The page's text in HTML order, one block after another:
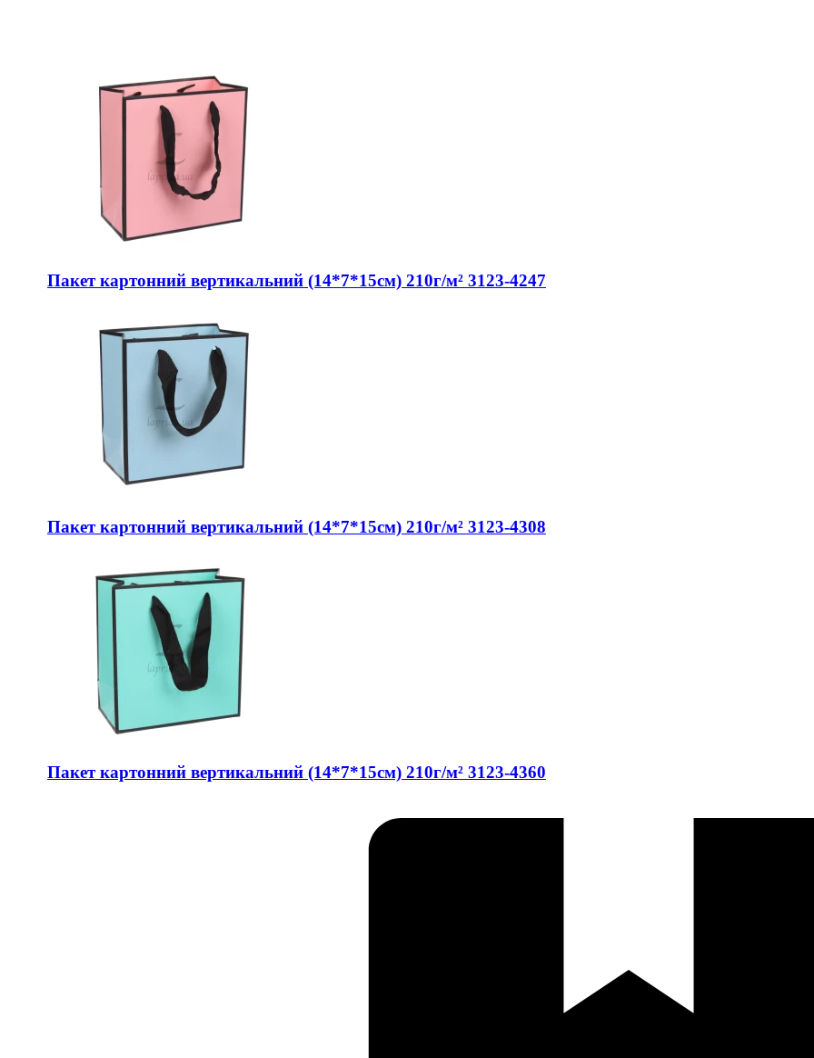
Пакет картонний вертикальний (14*7*15см) 210г/м² 3123-4247
Пакет картонний вертикальний (14*7*15см) 210г/м² 3123-4308
Пакет картонний вертикальний (14*7*15см) 210г/м² 3123-4360